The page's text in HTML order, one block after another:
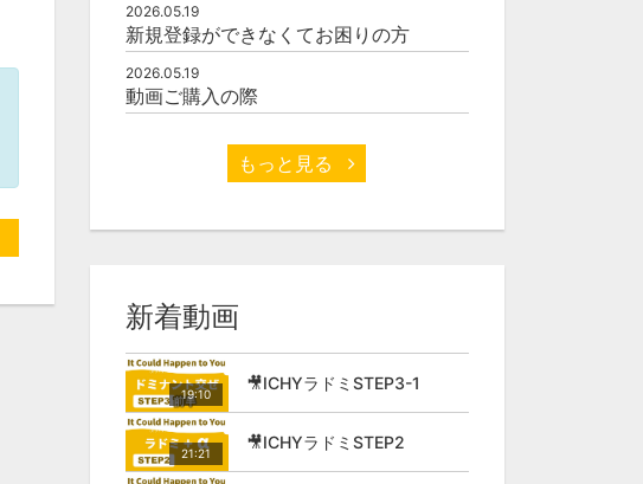
2026.05.19
新規登録ができなくてお困りの方
2026.05.19
動画ご購入の際
もっと見る
新着動画
19:10
🎥ICHYラドミSTEP3-1
21:21
🎥ICHYラドミSTEP2